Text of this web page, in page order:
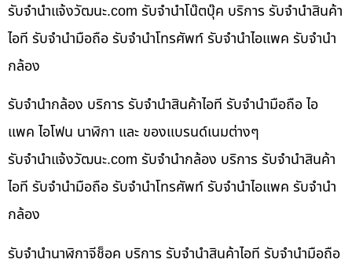
รับจํานําแจ้งวัฒนะ.com รับจำนำโน๊ตบุ๊ค บริการ รับจำนำสินค้า
ไอที รับจำนำมือถือ รับจำนำโทรศัพท์ รับจำนำไอแพค รับจำนำ
กล้อง
รับจำนำกล้อง บริการ รับจำนำสินค้าไอที รับจำนำมือถือ ไอ
แพค ไอโฟน นาฬิกา และ ของแบรนด์เนมต่างๆ
รับจํานําแจ้งวัฒนะ.com รับจำนำกล้อง บริการ รับจำนำสินค้า
ไอที รับจำนำมือถือ รับจำนำโทรศัพท์ รับจำนำไอแพค รับจำนำ
กล้อง
รับจำนำนาฬิกาจีช็อค บริการ รับจำนำสินค้าไอที รับจำนำมือถือ